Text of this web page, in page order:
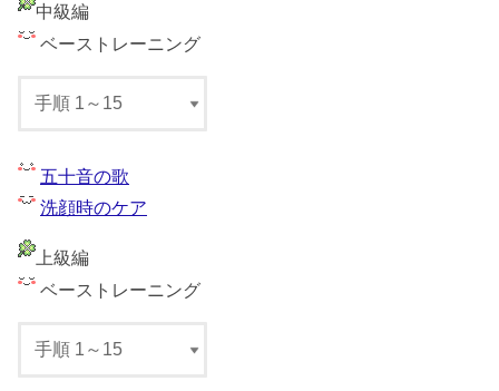
中級編
ベーストレーニング
五十音の歌
洗顔時のケア
上級編
ベーストレーニング